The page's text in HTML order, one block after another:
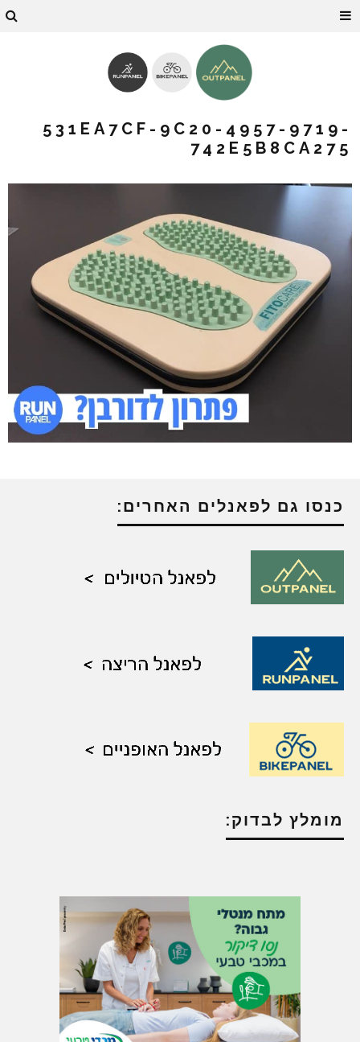
531EA7CF-9C20-4957-9719-
742E5B8CA275
כנסו גם לפאנלים האחרים:
מומלץ לבדוק: